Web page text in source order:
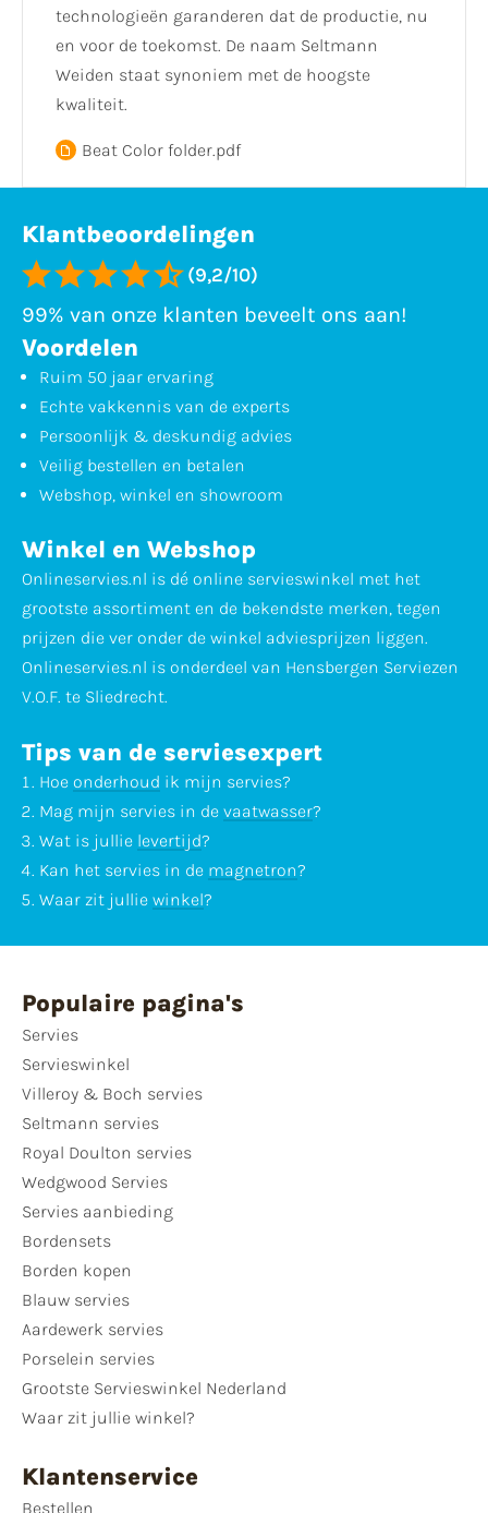
technologieën garanderen dat de productie, nu
en voor de toekomst. De naam Seltmann
Weiden staat synoniem met de hoogste
kwaliteit.
Beat Color folder.pdf
Klantbeoordelingen
(9,2/10)
99% van onze klanten beveelt ons aan!
Voordelen
Ruim 50 jaar ervaring
Echte vakkennis van de experts
Persoonlijk & deskundig advies
Veilig bestellen en betalen
Webshop, winkel en showroom
Winkel en Webshop
Onlineservies.nl is dé online servieswinkel met het
grootste assortiment en de bekendste merken, tegen
prijzen die ver onder de winkel adviesprijzen liggen.
Onlineservies.nl is onderdeel van Hensbergen Serviezen
V.O.F. te Sliedrecht.
Tips van de serviesexpert
Hoe onderhoud ik mijn servies?
Mag mijn servies in de vaatwasser?
Wat is jullie levertijd?
Kan het servies in de magnetron?
Waar zit jullie winkel?
Populaire pagina's
Servies
Servieswinkel
Villeroy & Boch servies
Seltmann servies
Royal Doulton servies
Wedgwood Servies
Servies aanbieding
Bordensets
Borden kopen
Blauw servies
Aardewerk servies
Porselein servies
Grootste Servieswinkel Nederland
Waar zit jullie winkel?
Klantenservice
Bestellen